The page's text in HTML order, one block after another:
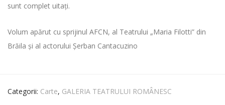
sunt complet uitaţi.
Volum apărut cu sprijinul AFCN, al Teatrului „Maria Filotti” din
Brăila şi al actorului Şerban Cantacuzino
Categorii: Carte, GALERIA TEATRULUI ROMÂNESC